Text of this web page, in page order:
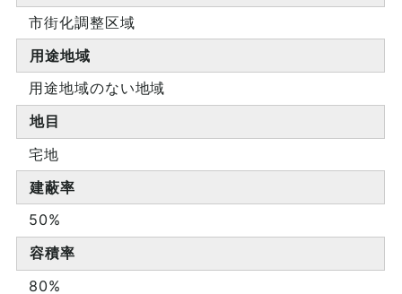
市街化調整区域
用途地域
用途地域のない地域
地目
宅地
建蔽率
50%
容積率
80%